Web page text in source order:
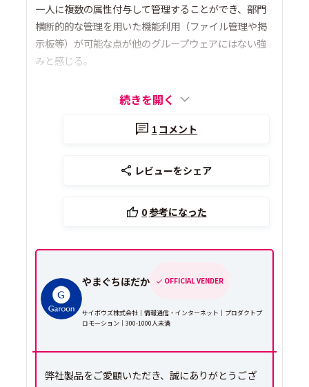
一人に複数の属性付与して管理することができ、部門
横断的的な管理を用いた機能利用（ファイル管理や掲
示板等）が可能な点が他のグループウェアにはない強
みと感じる。
続きを開く
1 コメント
レビューをシェア
0参考になった
やまぐちほだか OFFICIAL VENDER
サイボウズ株式会社｜情報通信・インターネット｜プロダクトプ
ロモーション｜300-1000人未満
弊社製品をご愛顧いただき、誠にありがとうござ